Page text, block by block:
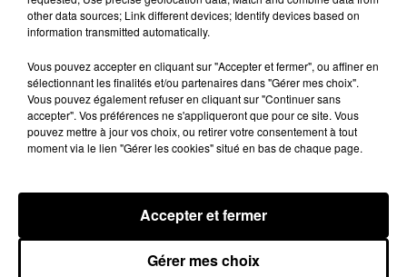
other data sources; Link different devices; Identify devices based on
information transmitted automatically.
Vous pouvez accepter en cliquant sur "Accepter et fermer", ou affiner en
sélectionnant les finalités et/ou partenaires dans "Gérer mes choix".
Vous pouvez également refuser en cliquant sur "Continuer sans
accepter". Vos préférences ne s'appliqueront que pour ce site. Vous
pouvez mettre à jour vos choix, ou retirer votre consentement à tout
moment via le lien "Gérer les cookies" situé en bas de chaque page.
Gérer mes choix
Accepter et fermer